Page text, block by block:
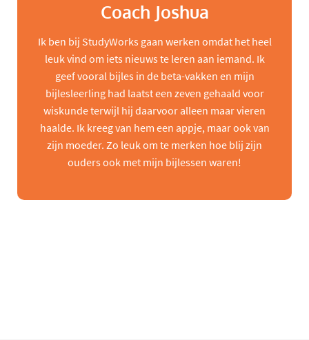
Coach Joshua
Ik ben bij StudyWorks gaan werken omdat het heel
leuk vind om iets nieuws te leren aan iemand. Ik
geef vooral bijles in de beta-vakken en mijn
bijlesleerling had laatst een zeven gehaald voor
wiskunde terwijl hij daarvoor alleen maar vieren
haalde. Ik kreeg van hem een appje, maar ook van
zijn moeder. Zo leuk om te merken hoe blij zijn
ouders ook met mijn bijlessen waren!